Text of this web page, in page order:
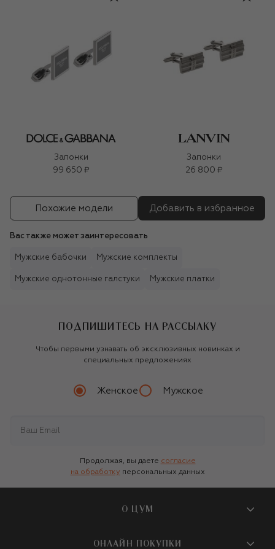
Запонки
99 650 ₽
Запонки
26 800 ₽
Похожие модели Добавить в избранное
Вас также может заинтересовать
Мужские бабочки Мужские комплекты
Мужские однотонные галстуки Мужские платки
ПОДПИШИТЕСЬ НА РАССЫЛКУ
Чтобы первыми узнавать об эксклюзивных новинках и
специальных предложениях
Женское Мужское
Продолжая, вы даете согласие
на обработку персональных данных
О ЦУМ
О магазине
ОНЛАЙН ПОКУПКИ